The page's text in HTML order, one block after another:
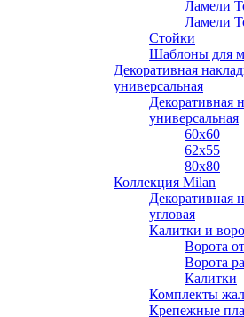
Ламели
Ламели
Стойки
Шаблоны для
Декоративная
универсальная
Декоративная
универсальная
60х60
62х55
80х80
Коллекция Milan
Декоративная
угловая
Калитки и
Ворота
Ворота
Калитки
Комплекты
Крепежные